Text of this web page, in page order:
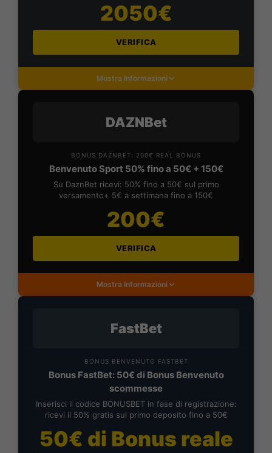
2050€
VERIFICA
Mostra Informazioni
DAZNBet
BONUS DAZNBET: 200€ REAL BONUS
Benvenuto Sport 50% fino a 50€ + 150€
Su DaznBet ricevi: 50% fino a 50€ sul primo
versamento+ 5€ a settimana fino a 150€
200€
VERIFICA
Mostra Informazioni
FastBet
BONUS BENVENUTO FASTBET
Bonus FastBet: 50€ di Bonus Benvenuto
scommesse
Inserisci il codice BONUSBET in fase di registrazione:
ricevi il 50% gratis sul primo deposito fino a 50€
50€ di Bonus reale